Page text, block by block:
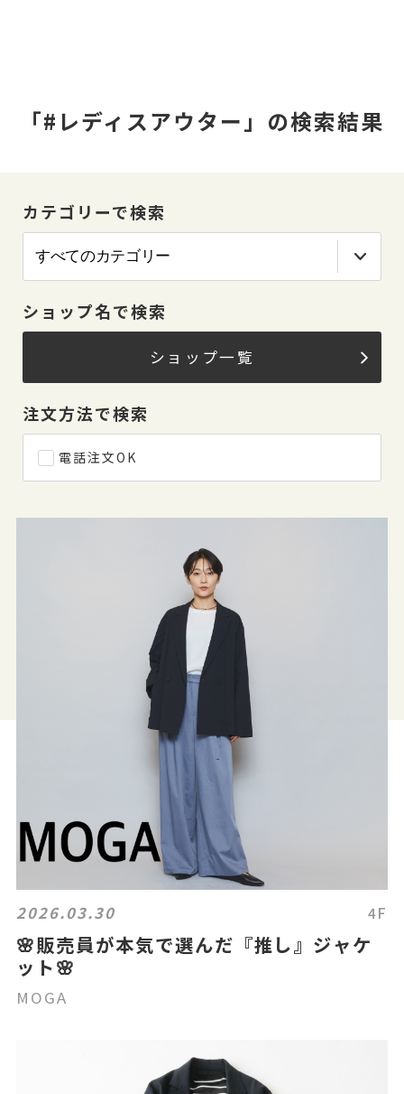
「#レディスアウター」の検索結果
カテゴリーで検索
ショップ名で検索
ショップ一覧
注文方法で検索
電話注文OK
2026.03.30 4F
🌸販売員が本気で選んだ『推し』ジャケ
ット🌸
MOGA